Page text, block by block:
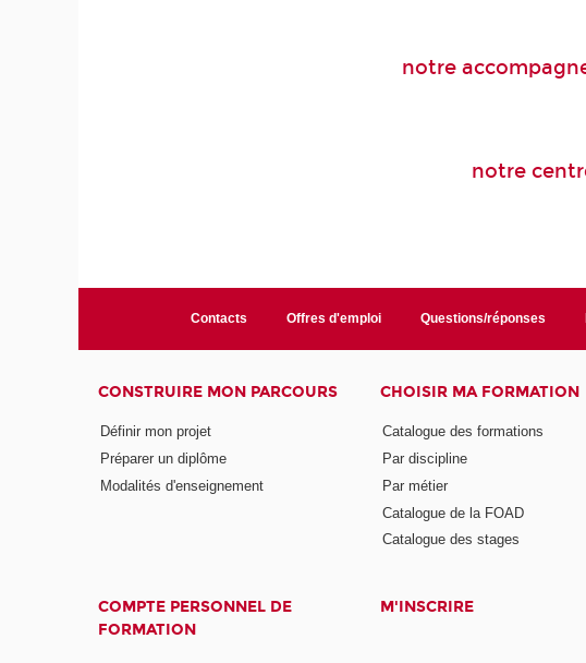
notre
notre
Contacts Offres d'emploi Questions/réponses
CONSTRUIRE MON PARCOURS
Définir mon projet
Préparer un diplôme
Modalités d'enseignement
CHOISIR MA FORMATION
Catalogue des formations
Par discipline
Par métier
Catalogue de la FOAD
Catalogue des stages
COMPTE PERSONNEL DE
FORMATION
M'INSCRIRE